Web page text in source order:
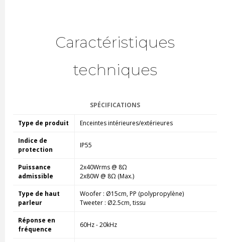
Caractéristiques
techniques
SPÉCIFICATIONS
Type de produit Enceintes intérieures/extérieures
Indice de
protection
IP55
Puissance
admissible
2x40Wrms @ 8Ω
2x80W @ 8Ω (Max.)
Type de haut
parleur
Woofer : Ø15cm,PP (polypropylène)
Tweeter : Ø2.5cm, tissu
Réponse en
fréquence
60Hz - 20kHz